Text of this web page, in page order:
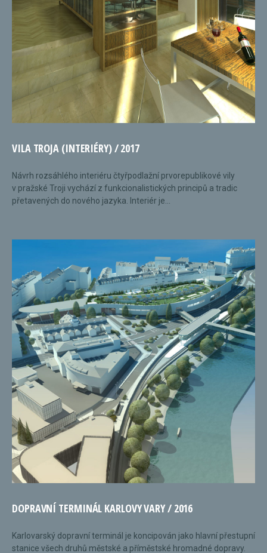
VILA TROJA (INTERIÉRY) / 2017
Návrh rozsáhlého interiéru čtyřpodlažní prvorepublikové vily
v pražské Troji vychází z funkcionalistických principů a tradic
přetavených do nového jazyka. Interiér je...
DOPRAVNÍ TERMINÁL KARLOVY VARY / 2016
Karlovarský dopravní terminál je koncipován jako hlavní přestupní
stanice všech druhů městské a příměstské hromadné dopravy.